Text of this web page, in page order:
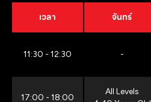
เวลา จันทร์
11:30 - 12:30 -
17:00 - 18:00
All Levels